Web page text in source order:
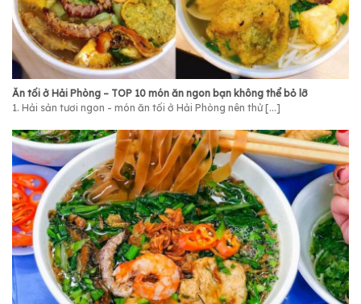
Ăn tối ở Hải Phòng – TOP 10 món ăn ngon bạn không thể bỏ lỡ
1. Hải sản tươi ngon - món ăn tối ở Hải Phòng nên thử [...]